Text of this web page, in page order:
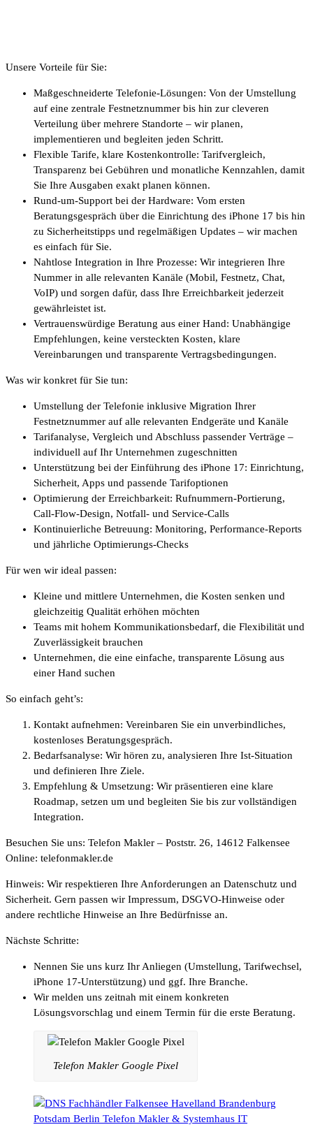
Unsere Vorteile für Sie:
Maßgeschneiderte Telefonie-Lösungen: Von der Umstellung
auf eine zentrale Festnetznummer bis hin zur cleveren
Verteilung über mehrere Standorte – wir planen,
implementieren und begleiten jeden Schritt.
Flexible Tarife, klare Kostenkontrolle: Tarifvergleich,
Transparenz bei Gebühren und monatliche Kennzahlen, damit
Sie Ihre Ausgaben exakt planen können.
Rund-um-Support bei der Hardware: Vom ersten
Beratungsgespräch über die Einrichtung des iPhone 17 bis hin
zu Sicherheitstipps und regelmäßigen Updates – wir machen
es einfach für Sie.
Nahtlose Integration in Ihre Prozesse: Wir integrieren Ihre
Nummer in alle relevanten Kanäle (Mobil, Festnetz, Chat,
VoIP) und sorgen dafür, dass Ihre Erreichbarkeit jederzeit
gewährleistet ist.
Vertrauenswürdige Beratung aus einer Hand: Unabhängige
Empfehlungen, keine versteckten Kosten, klare
Vereinbarungen und transparente Vertragsbedingungen.
Was wir konkret für Sie tun:
Umstellung der Telefonie inklusive Migration Ihrer
Festnetznummer auf alle relevanten Endgeräte und Kanäle
Tarifanalyse, Vergleich und Abschluss passender Verträge –
individuell auf Ihr Unternehmen zugeschnitten
Unterstützung bei der Einführung des iPhone 17: Einrichtung,
Sicherheit, Apps und passende Tarifoptionen
Optimierung der Erreichbarkeit: Rufnummern-Portierung,
Call-Flow-Design, Notfall- und Service-Calls
Kontinuierliche Betreuung: Monitoring, Performance-Reports
und jährliche Optimierungs-Checks
Für wen wir ideal passen:
Kleine und mittlere Unternehmen, die Kosten senken und
gleichzeitig Qualität erhöhen möchten
Teams mit hohem Kommunikationsbedarf, die Flexibilität und
Zuverlässigkeit brauchen
Unternehmen, die eine einfache, transparente Lösung aus
einer Hand suchen
So einfach geht’s:
Kontakt aufnehmen: Vereinbaren Sie ein unverbindliches,
kostenloses Beratungsgespräch.
Bedarfsanalyse: Wir hören zu, analysieren Ihre Ist-Situation
und definieren Ihre Ziele.
Empfehlung & Umsetzung: Wir präsentieren eine klare
Roadmap, setzen um und begleiten Sie bis zur vollständigen
Integration.
Besuchen Sie uns: Telefon Makler – Poststr. 26, 14612 Falkensee
Online: telefonmakler.de
Hinweis: Wir respektieren Ihre Anforderungen an Datenschutz und
Sicherheit. Gern passen wir Impressum, DSGVO-Hinweise oder
andere rechtliche Hinweise an Ihre Bedürfnisse an.
Nächste Schritte:
Nennen Sie uns kurz Ihr Anliegen (Umstellung, Tarifwechsel,
iPhone 17-Unterstützung) und ggf. Ihre Branche.
Wir melden uns zeitnah mit einem konkreten
Lösungsvorschlag und einem Termin für die erste Beratung.
Telefon Makler Google Pixel